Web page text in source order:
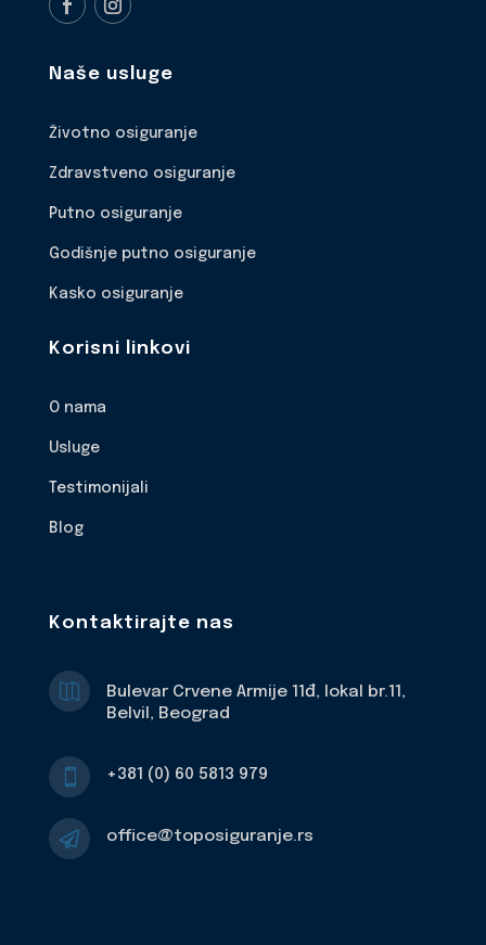
Naše usluge
Životno osiguranje
Zdravstveno osiguranje
Putno osiguranje
Godišnje putno osiguranje
Kasko osiguranje
Korisni linkovi
O nama
Usluge
Testimonijali
Blog
Kontaktirajte nas
Bulevar Crvene Armije 11đ, lokal br.11,
Belvil, Beograd
+381 (0) 60 5813 979
 office@toposiguranje.rs